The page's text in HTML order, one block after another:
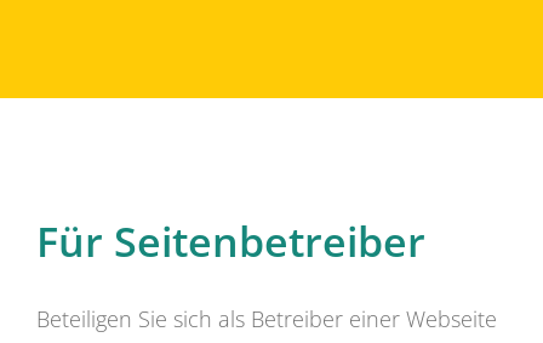
Für Seitenbetreiber
Beteiligen Sie sich als Betreiber einer Webseite